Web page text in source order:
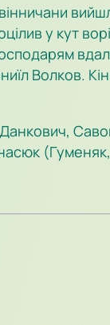
у кут
Волков.
Данкович,